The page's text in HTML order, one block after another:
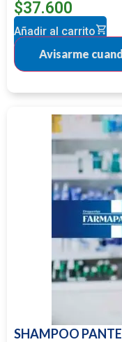
$37.600
Añadir al carrito
SHAMPOO